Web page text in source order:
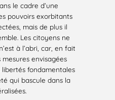
le cadre d’une
pouvoirs exorbitants
mais de plus il
Les citoyens ne
à l’abri, car, en fait
envisagées
fondamentales
qui bascule dans la